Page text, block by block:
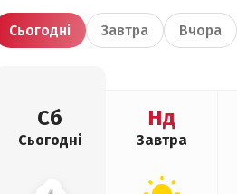
Сьогодні Завтра Вчора
Сб
Сьогодні
Нд
Завтра